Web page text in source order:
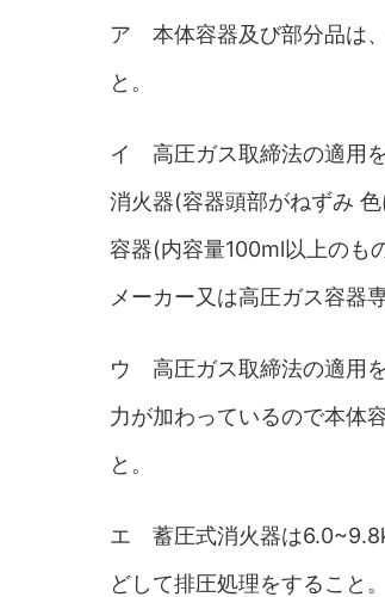
ア 本体容器及び部分品は
と。
イ 高圧ガス取締法の適用
消火器(容器頭部がねずみ
容器(内容量100ml以上のも
メーカー又は高圧ガス容器
ウ 高圧ガス取締法の適用
力が加わっているので本体
と。
エ 蓄圧式消火器は
どして排圧処理をすること。